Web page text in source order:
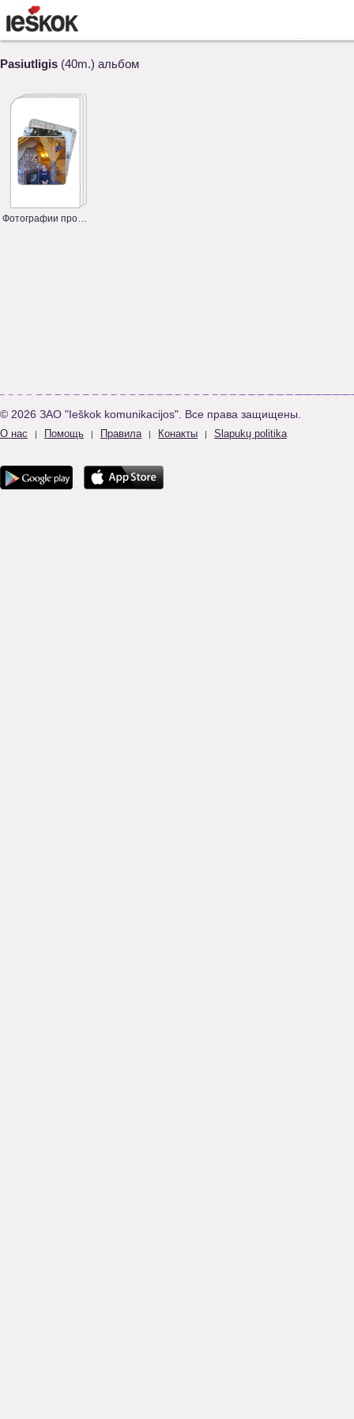
Pasiutligis (40m.) альбом
Фотографии профиля
© 2026 ЗАО "Ieškok komunikacijos". Все права защищены.
О нас | Помощь | Правила | Конакты | Slapukų politika